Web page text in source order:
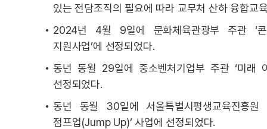
있는 전담조직의 필요에 따라 교무처 산하 융합교
2024년 4월 9일에 문화체육관광부 주관 ‘콘
지원사업’에 선정되었다.
동년 동월 29일에 중소벤처기업부 주관 ‘미래
선정되었다.
동년 동월 30일에 서울특별시평생교육진흥원
점프업(Jump Up)’ 사업에 선정되었다.